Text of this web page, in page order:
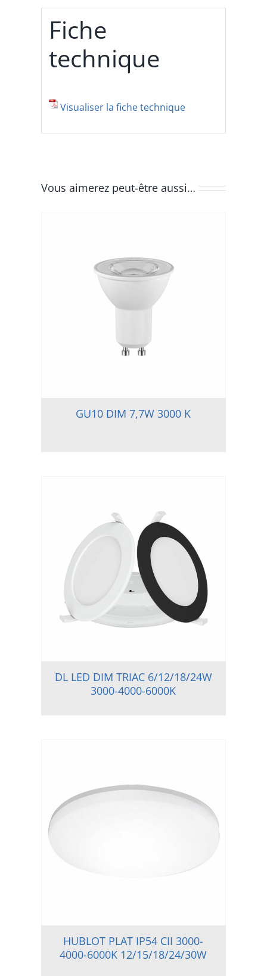
Fiche
technique
Visualiser la fiche technique
Vous aimerez peut-être aussi…
GU10 DIM 7,7W 3000 K
DL LED DIM TRIAC 6/12/18/24W
3000-4000-6000K
HUBLOT PLAT IP54 CII 3000-
4000-6000K 12/15/18/24/30W